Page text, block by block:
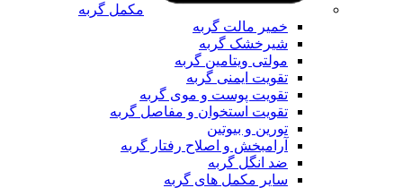
مکمل گربه
خمیر مالت گربه
شیرخشک گربه
مولتی ویتامین گربه
تقویت ایمنی گربه
تقویت پوست و موی گربه
تقویت استخوان و مفاصل گربه
تورین و بیوتین
آرامبخش و اصلاح رفتار گربه
ضد انگل گربه
سایر مکمل های گربه